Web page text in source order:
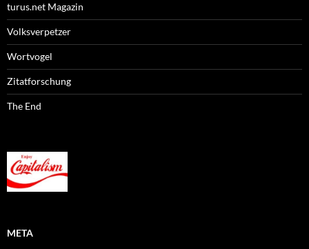
turus.net Magazin
Volksverpetzer
Wortvogel
Zitatforschung
The End
META